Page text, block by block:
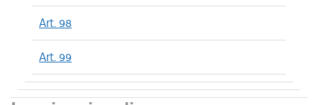
Art. 98
Art. 99